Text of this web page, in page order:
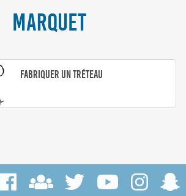
MARQUET
Fabriquer un tréteau